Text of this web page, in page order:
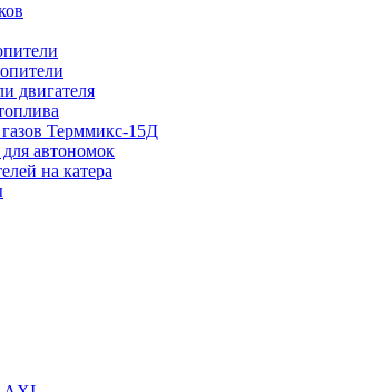
двигателя
Терммикс-15Д
автономок
на катера